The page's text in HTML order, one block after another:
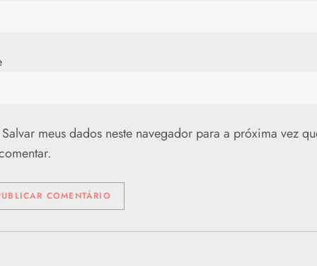
Salvar meus dados neste navegador para a próxima vez